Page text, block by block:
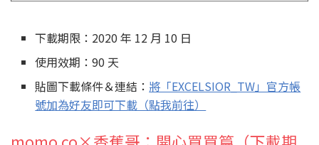
下載期限：2020 年 12 月 10 日
使用效期：90 天
貼圖下載條件＆連結： 將「EXCELSIOR_TW」官方帳
號加為好友即可下載（點我前往）